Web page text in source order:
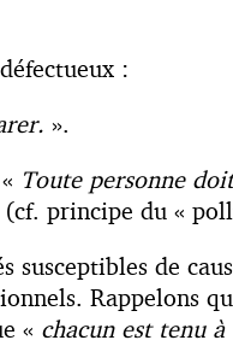
:
».
Toute personne
principe du «
de
Rappelons
« chacun est tenu